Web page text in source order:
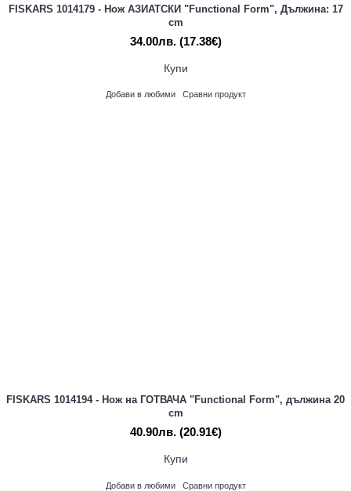
FISKARS 1014179 - Нож АЗИАТСКИ "Functional Form", Дължина: 17
cm
34.00лв. (17.38€)
Купи
Добави в любими Сравни продукт
FISKARS 1014194 - Нож на ГОТВАЧА "Functional Form", дължина 20
cm
40.90лв. (20.91€)
Купи
Добави в любими Сравни продукт